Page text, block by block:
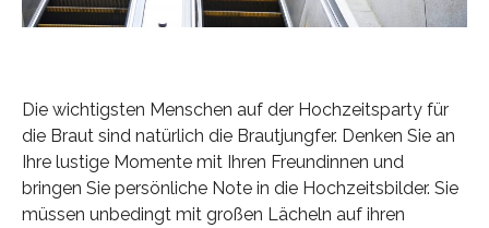
Die wichtigsten Menschen auf der Hochzeitsparty für
die Braut sind natürlich die Brautjungfer. Denken Sie an
Ihre lustige Momente mit Ihren Freundinnen und
bringen Sie persönliche Note in die Hochzeitsbilder. Sie
müssen unbedingt mit großen Lächeln auf ihren